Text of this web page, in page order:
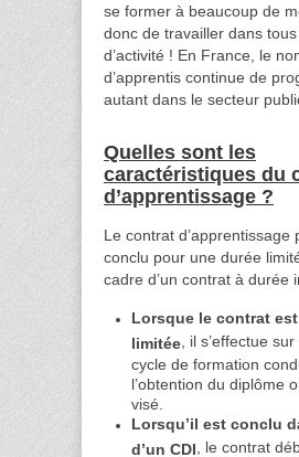
se former à beaucoup de
donc de travailler dans
d’activité ! En France, le
d’apprentis continue de
autant dans le secteur
Quelles sont les
caractéristiques du
d’apprentissage ?
Le contrat d’apprentissage
conclu pour une durée
cadre d’un contrat à durée
Lorsque le contrat
limitée , il s’effectue
cycle de formation
l’obtention du diplôme
visé.
Lorsqu’il est conclu
d’un CDI , le contrat